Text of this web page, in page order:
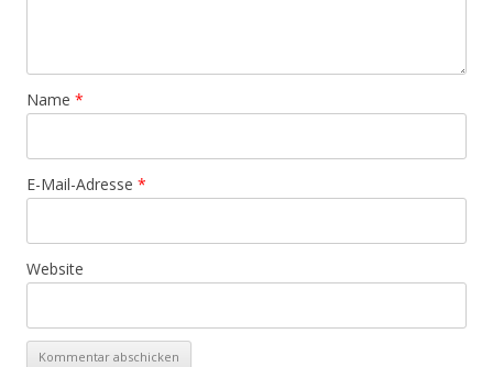
Name *
E-Mail-Adresse *
Website